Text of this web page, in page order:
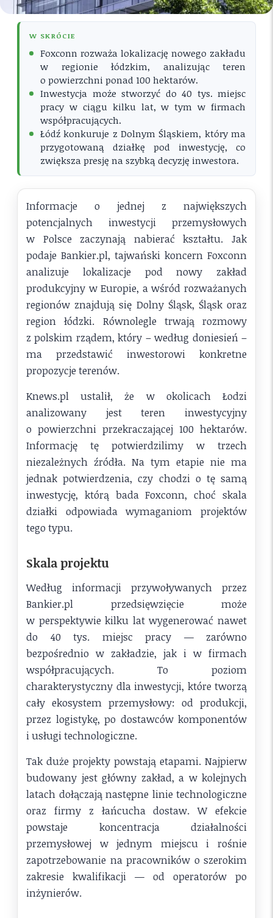
W SKRÓCIE
Foxconn rozważa lokalizację nowego zakładu
w regionie łódzkim, analizując teren
o powierzchni ponad 100 hektarów.
Inwestycja może stworzyć do 40 tys. miejsc
pracy w ciągu kilku lat, w tym w firmach
współpracujących.
Łódź konkuruje z Dolnym Śląskiem, który ma
przygotowaną działkę pod inwestycję, co
zwiększa presję na szybką decyzję inwestora.
Informacje o jednej z największych
potencjalnych inwestycji przemysłowych
w Polsce zaczynają nabierać kształtu. Jak
podaje Bankier.pl, tajwański koncern Foxconn
analizuje lokalizacje pod nowy zakład
produkcyjny w Europie, a wśród rozważanych
regionów znajdują się Dolny Śląsk, Śląsk oraz
region łódzki. Równolegle trwają rozmowy
z polskim rządem, który – według doniesień –
ma przedstawić inwestorowi konkretne
propozycje terenów.
Knews.pl ustalił, że w okolicach Łodzi
analizowany jest teren inwestycyjny
o powierzchni przekraczającej 100 hektarów.
Informację tę potwierdzilimy w trzech
niezależnych źródła. Na tym etapie nie ma
jednak potwierdzenia, czy chodzi o tę samą
inwestycję, którą bada Foxconn, choć skala
działki odpowiada wymaganiom projektów
tego typu.
Skala projektu
Według informacji przywoływanych przez
Bankier.pl przedsięwzięcie może
w perspektywie kilku lat wygenerować nawet
do 40 tys. miejsc pracy — zarówno
bezpośrednio w zakładzie, jak i w firmach
współpracujących. To poziom
charakterystyczny dla inwestycji, które tworzą
cały ekosystem przemysłowy: od produkcji,
przez logistykę, po dostawców komponentów
i usługi technologiczne.
Tak duże projekty powstają etapami. Najpierw
budowany jest główny zakład, a w kolejnych
latach dołączają następne linie technologiczne
oraz firmy z łańcucha dostaw. W efekcie
powstaje koncentracja działalności
przemysłowej w jednym miejscu i rośnie
zapotrzebowanie na pracowników o szerokim
zakresie kwalifikacji — od operatorów po
inżynierów.